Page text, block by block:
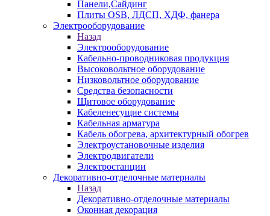
Панели,Сайдинг
Плиты OSB, ЛДСП, ХДФ, фанера
Электрооборудование
Назад
Электрооборудование
Кабельно-проводниковая продукция
Высоковольтное оборудование
Низковольтное оборудование
Средства безопасности
Щитовое оборудование
Кабеленесущие системы
Кабельная арматура
Кабель обогрева, архитектурный обогрев
Электроустановочные изделия
Электродвигатели
Электростанции
Декоративно-отделочные материалы
Назад
Декоративно-отделочные материалы
Оконная декорация